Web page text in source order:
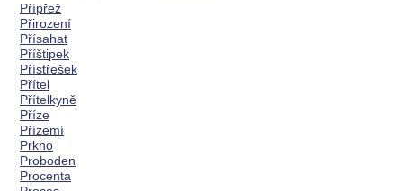
Přípřež
Přirození
Přísahat
Příštipek
Přístřešek
Přítel
Přítelkyně
Příze
Přízemí
Prkno
Proboden
Procenta